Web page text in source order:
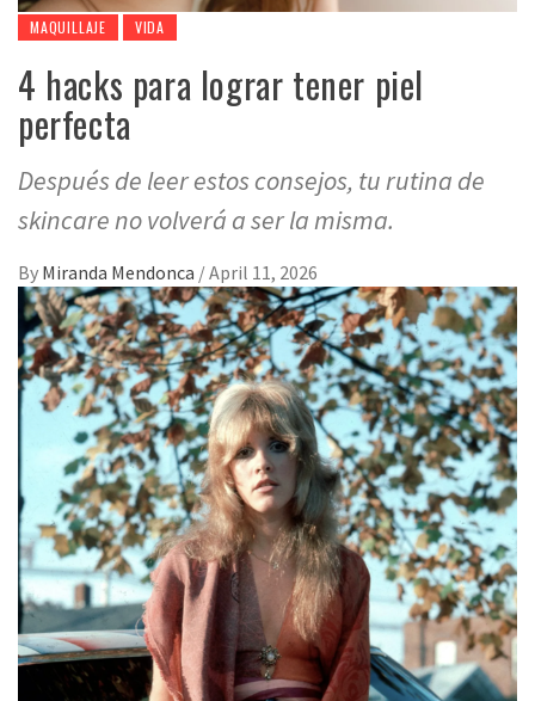
MAQUILLAJE VIDA
4 hacks para lograr tener piel
perfecta
Después de leer estos consejos, tu rutina de
skincare no volverá a ser la misma.
By Miranda Mendonca /April 11, 2026